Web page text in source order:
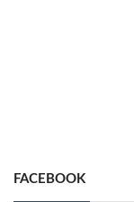
FACEBOOK